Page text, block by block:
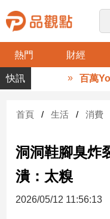
熱門 財經
品
觀
財
台
財
新
百萬
首頁 生活 消費
洞洞鞋腳臭炸
潰：太糗
2026/05/12 11:56:13